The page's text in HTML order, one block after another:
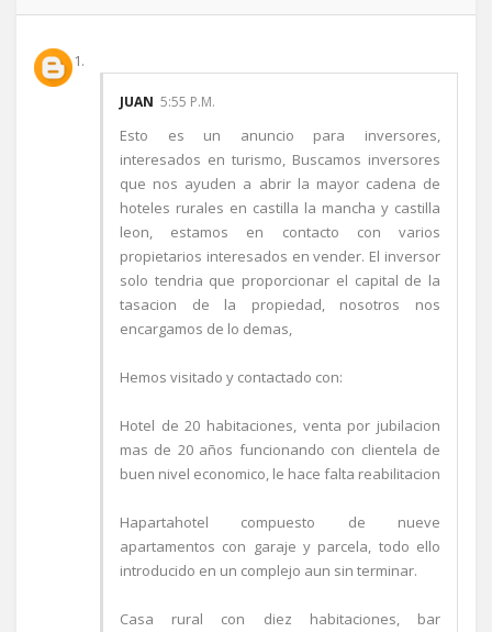
JUAN 5:55 P.M.
Esto es un anuncio para inversores,
interesados en turismo, Buscamos inversores
que nos ayuden a abrir la mayor cadena de
hoteles rurales en castilla la mancha y castilla
leon, estamos en contacto con varios
propietarios interesados en vender. El inversor
solo tendria que proporcionar el capital de la
tasacion de la propiedad, nosotros nos
encargamos de lo demas,
Hemos visitado y contactado con:
Hotel de 20 habitaciones, venta por jubilacion
mas de 20 años funcionando con clientela de
buen nivel economico, le hace falta reabilitacion
Hapartahotel compuesto de nueve
apartamentos con garaje y parcela, todo ello
introducido en un complejo aun sin terminar.
Casa rural con diez habitaciones, bar